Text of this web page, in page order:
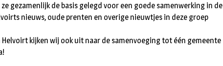
gezamenlijk de basis gelegd voor een goede samenwerking in de
nieuws, oude prenten en overige nieuwtjes in deze groep
Helvoirt kijken wij ook uit naar de samenvoeging tot één gemeente